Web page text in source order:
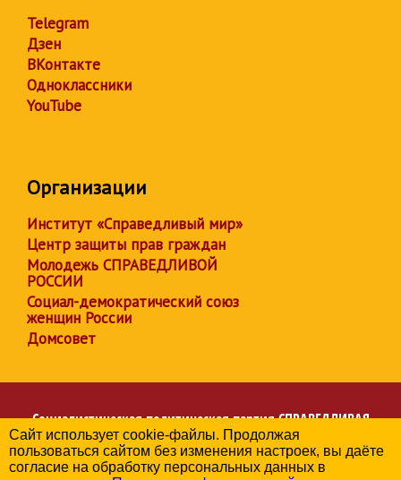
Telegram
Дзен
ВКонтакте
Одноклассники
YouTube
Организации
Институт «Справедливый мир»
Центр защиты прав граждан
Молодежь СПРАВЕДЛИВОЙ
РОССИИ
Социал-демократический союз
женщин России
Домсовет
Социалистическая политическая партияСПРАВЕДЛИВАЯ
РОССИЯ
Региональное отделение партии в Республике Дагестан
Сайт использует cookie-файлы. Продолжая
пользоваться сайтом без изменения настроек, вы даёте
согласие на обработку персональных данных в